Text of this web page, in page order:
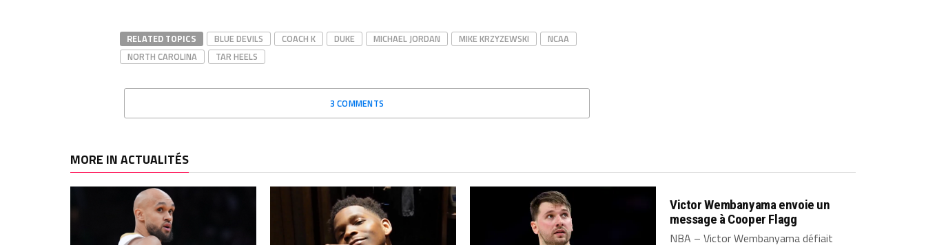
RELATED TOPICS BLUE DEVILS COACH K DUKE MICHAEL JORDAN MIKE KRZYZEWSKI
NCAA
NORTH CAROLINA
TAR HEELS
3 COMMENTS
MORE IN ACTUALITÉS
Victor Wembanyama envoie un
message à Cooper Flagg
NBA – Victor Wembanyama défiait